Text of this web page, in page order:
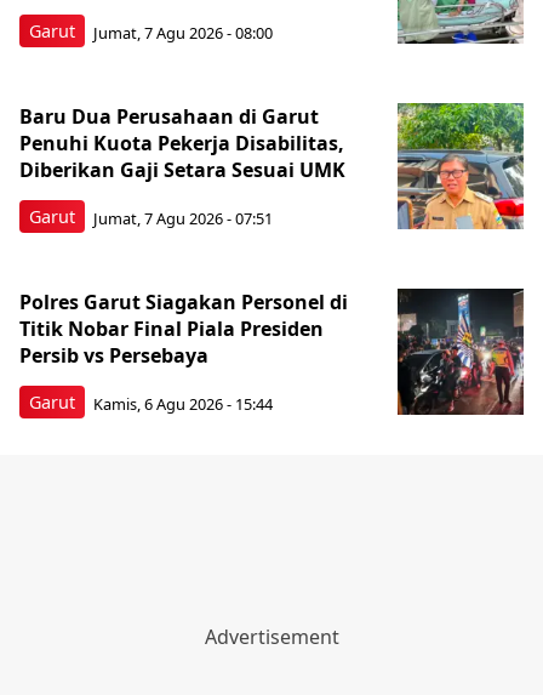
Garut Jumat, 7 Agu 2026 - 08:00
Garut
Baru Dua Perusahaan di Garut
Penuhi Kuota Pekerja Disabilitas,
Diberikan Gaji Setara Sesuai UMK
Jumat, 7 Agu 2026 - 07:51
Garut
Polres Garut Siagakan Personel di
Titik Nobar Final Piala Presiden
Persib vs Persebaya
Kamis, 6 Agu 2026 - 15:44